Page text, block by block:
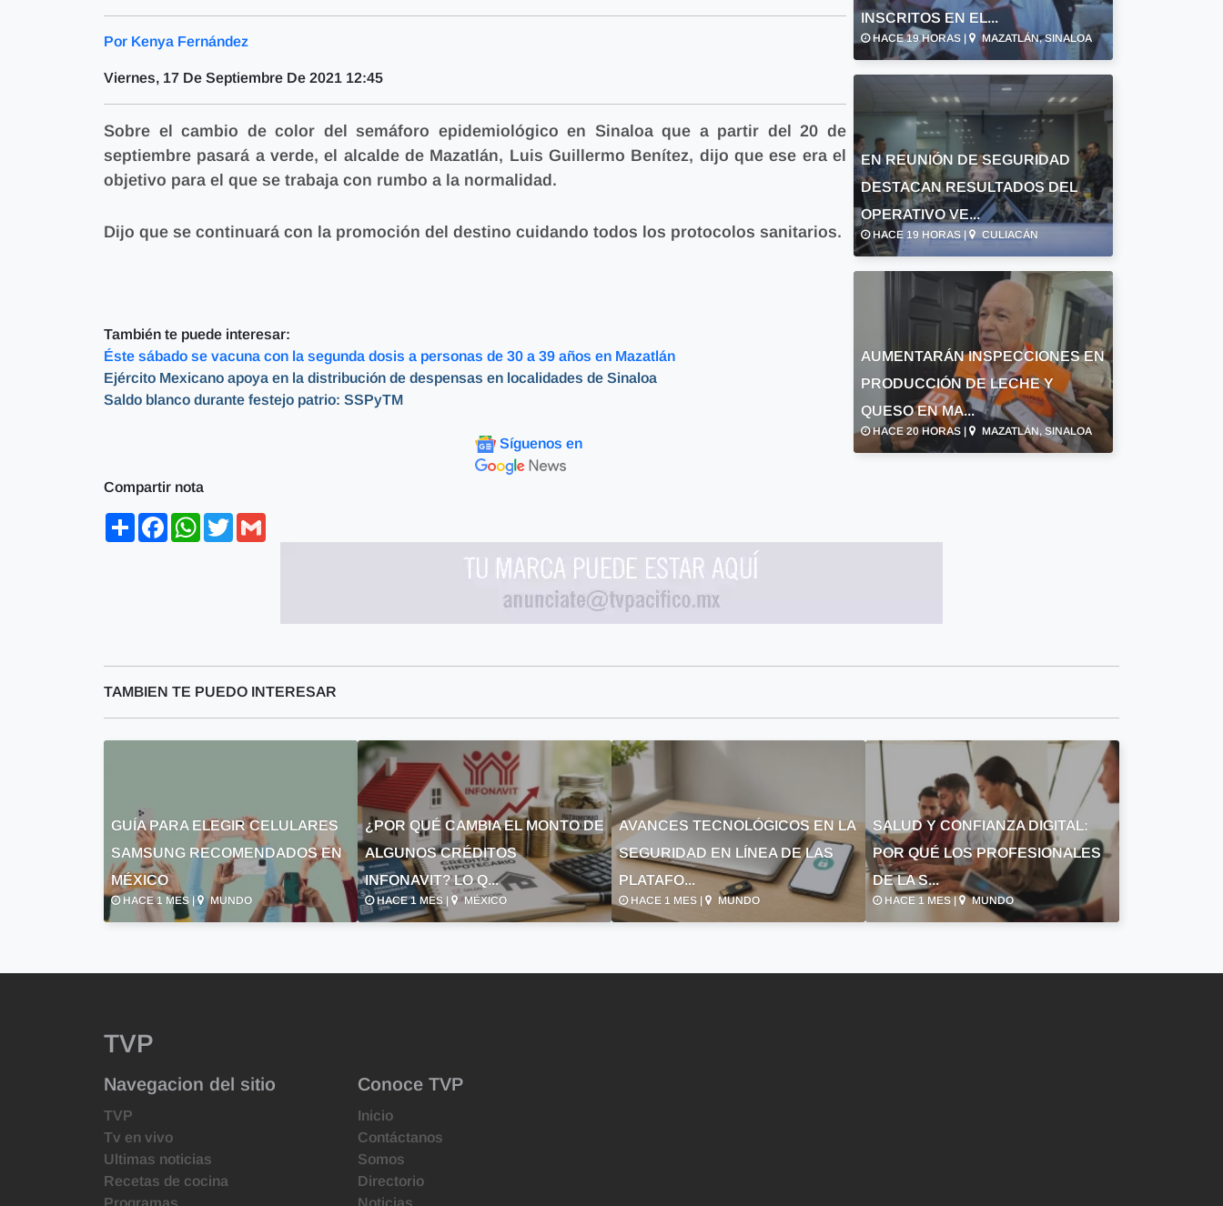
Por Kenya Fernández
Viernes, 17 De Septiembre De 2021 12:45
Sobre el cambio de color del semáforo epidemiológico en Sinaloa que a partir del 20 de
septiembre pasará a verde, el alcalde de Mazatlán, Luis Guillermo Benítez, dijo que ese era el
objetivo para el que se trabaja con rumbo a la normalidad.
Dijo que se continuará con la promoción del destino cuidando todos los protocolos sanitarios.
También te puede interesar:
Éste sábado se vacuna con la segunda dosis a personas de 30 a 39 años en Mazatlán
Ejército Mexicano apoya en la distribución de despensas en localidades de Sinaloa
Saldo blanco durante festejo patrio: SSPyTM
Síguenos en
Compartir nota
ShareFacebookWhatsApp
Twitter
INSCRITOS EN EL...
HACE 19 HORAS | MAZATLÁN, SINALOA
EN REUNIÓN DE SEGURIDAD
DESTACAN RESULTADOS DEL
OPERATIVO VE...
HACE 19 HORAS | CULIACÁN
AUMENTARÁN INSPECCIONES EN
PRODUCCIÓN DE LECHE Y
QUESO EN MA...
HACE 20 HORAS | MAZATLÁN, SINALOA
TAMBIEN TE PUEDO INTERESAR
GUÍA PARA ELEGIR CELULARES
SAMSUNG RECOMENDADOS EN
MÉXICO
HACE 1 MES | MUNDO
¿POR QUÉ CAMBIA EL MONTO DE
ALGUNOS CRÉDITOS
INFONAVIT? LO Q...
HACE 1 MES | MÉXICO
AVANCES TECNOLÓGICOS EN LA
SEGURIDAD EN LÍNEA DE LAS
PLATAFO...
HACE 1 MES | MUNDO
SALUD Y CONFIANZA DIGITAL:
POR QUÉ LOS PROFESIONALES
DE LA S...
HACE 1 MES | MUNDO
TVP
Navegacion del sitio
TVP
Tv en vivo
Ultimas noticias
Recetas de cocina
Programas
Conoce TVP
Inicio
Contáctanos
Somos
Directorio
Noticias